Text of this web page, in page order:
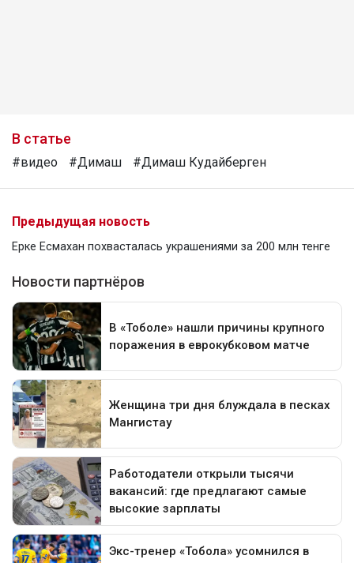
В статье
#видео #Димаш #Димаш Кудайберген
Предыдущая новость
Ерке Есмахан похвасталась украшениями за 200 млн тенге